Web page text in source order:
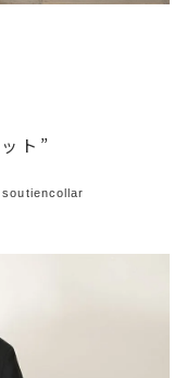
ト”
soutiencollar